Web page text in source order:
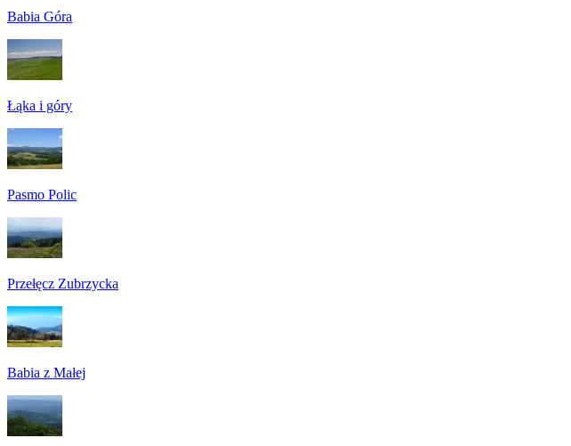
Babia Góra
Łąka i góry
Pasmo Polic
Przełęcz Zubrzycka
Babia z Małej